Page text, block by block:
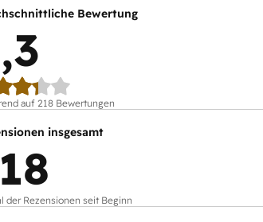
Bewertung
auf 218 Bewertungen
insgesamt
der Rezensionen seit Beginn